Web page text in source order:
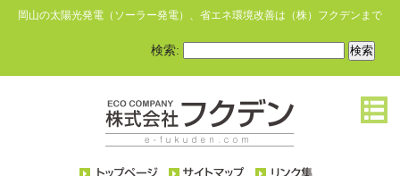
岡山の太陽光発電（ソーラー発電）、省エネ環境改善は（株）フクデンまで
検索: